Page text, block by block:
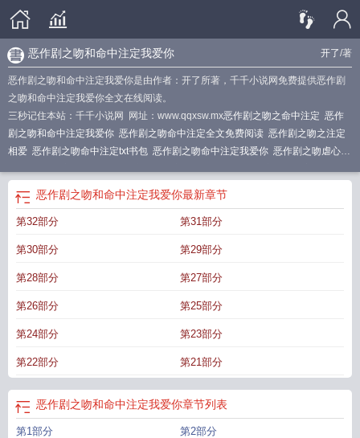
开了/著
恶作剧之吻和命中注定我爱你
恶作剧之吻和命中注定我爱你是由作者：开了所著，千千小说网免费提供恶作剧
之吻和命中注定我爱你全文在线阅读。
三秒记住本站：千千小说网 网址：www.qqxsw.mx恶作剧之吻之命中注定 恶作
剧之吻和命中注定我爱你 恶作剧之吻命中注定全文免费阅读 恶作剧之吻之注定
相爱 恶作剧之吻命中注定txt书包 恶作剧之吻命中注定我爱你 恶作剧之吻虐心是
恶作剧之吻另一个名字 恶作剧之吻命中注定
之吻命中注定茶杯鲸
恶作剧之吻和命中注定我爱你最新章节
第32部分 第31部分
第30部分 第29部分
第28部分 第27部分
第26部分 第25部分
第24部分 第23部分
第22部分 第21部分
恶作剧之吻和命中注定我爱你章节列表
第1部分 第2部分